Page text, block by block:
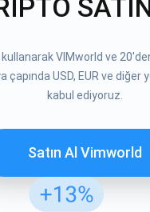
kullanarak VIMworld ve
çapında USD, EUR ve
kabul ediyoruz.
Satın Al Vimworld